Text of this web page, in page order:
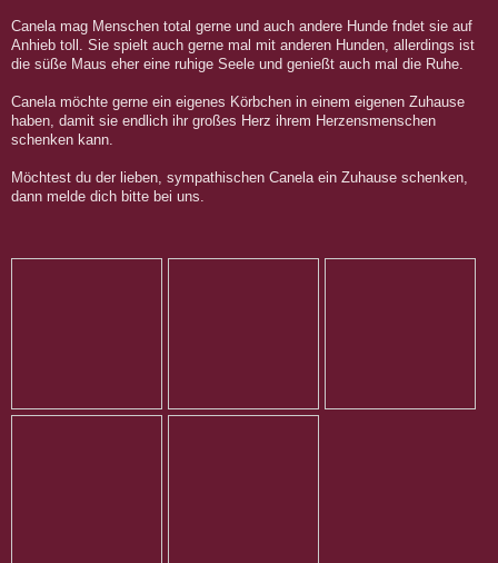
Canela mag Menschen total gerne und auch andere Hunde fndet sie auf
Anhieb toll. Sie spielt auch gerne mal mit anderen Hunden, allerdings ist
die süße Maus eher eine ruhige Seele und genießt auch mal die Ruhe.
Canela möchte gerne ein eigenes Körbchen in einem eigenen Zuhause
haben, damit sie endlich ihr großes Herz ihrem Herzensmenschen
schenken kann.
Möchtest du der lieben, sympathischen Canela ein Zuhause schenken,
dann melde dich bitte bei uns.